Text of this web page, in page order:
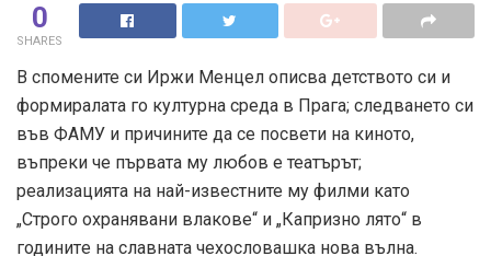
0
SHARES
В спомените си Иржи Менцел описва детството си и
формиралата го културна среда в Прага; следването си
във ФАМУ и причините да се посвети на киното,
въпреки че първата му любов е театърът;
реализацията на най-известните му филми като
„Строго охранявани влакове“ и „Капризно лято“ в
годинитe на славната чехословашка нова вълна.